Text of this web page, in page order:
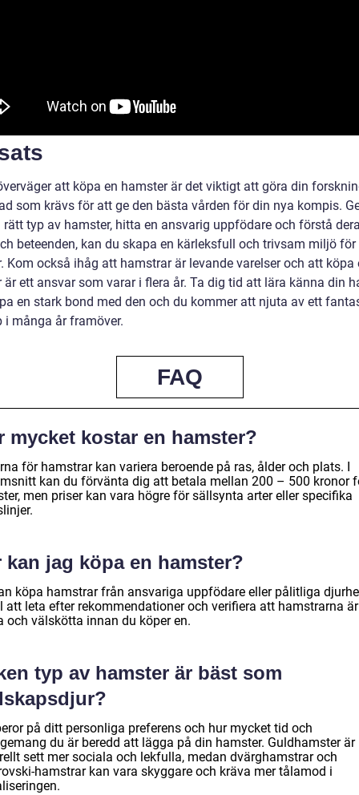
att köpa en hamster är det viktigt att göra din
som krävs för att ge den bästa vården för din nya kompis.
typ av hamster, hitta en ansvarig uppfödare och förstå
beteenden, kan du skapa en kärleksfull och trivsam miljö för
Kom också ihåg att hamstrar är levande varelser och att köpa
är ett ansvar som varar i flera år. Ta dig tid att lära känna din
en stark bond med den och du kommer att njuta av ett
i många år framöver.
FAQ
mycket kostar en hamster?
för hamstrar kan variera beroende på ras, ålder och plats. I
kan du förvänta dig att betala mellan 200 – 500 kronor
men priser kan vara högre för sällsynta arter eller specifika
kan jag köpa en hamster?
köpa hamstrar från ansvariga uppfödare eller pålitliga
att leta efter rekommendationer och verifiera att hamstrarna är
och välskötta innan du köper en.
typ av hamster är bäst som
på ditt personliga preferens och hur mycket tid och
du är beredd att lägga på din hamster. Guldhamster är
sett mer sociala och lekfulla, medan dvärghamstrar och
hamstrar kan vara skyggare och kräva mer tålamod i